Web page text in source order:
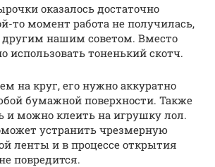
оказалось достаточно
то момент работа не получилась,
другим нашим советом. Вместо
использовать тоненький скотч.
на круг, его нужно аккуратно
бумажной поверхности. Также
и можно клеить на игрушку лол.
устранить чрезмерную
ленты и в процессе открытия
повредится.